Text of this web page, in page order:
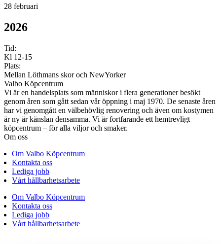
28 februari
2026
Tid:
Kl 12-15
Plats:
Mellan Löthmans skor och NewYorker
Valbo Köpcentrum
Vi är en handelsplats som människor i flera generationer besökt
genom åren som gått sedan vår öppning i maj 1970. De senaste åren
har vi genomgått en välbehövlig renovering och även om kostymen
är ny är känslan densamma. Vi är fortfarande ett hemtrevligt
köpcentrum – för alla viljor och smaker.
Om oss
Om Valbo Köpcentrum
Kontakta oss
Lediga jobb
Vårt hållbarhetsarbete
Om Valbo Köpcentrum
Kontakta oss
Lediga jobb
Vårt hållbarhetsarbete